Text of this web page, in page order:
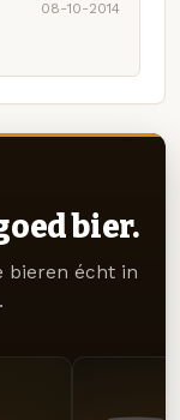
08-10-2014
bier.
bieren écht in